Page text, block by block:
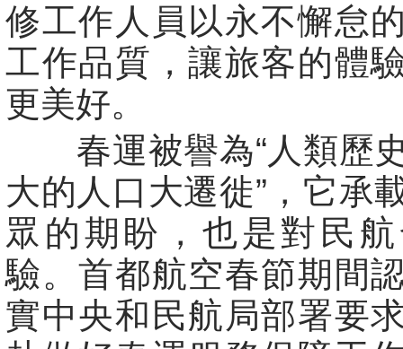
修工作人員以永不懈怠
工作品質，讓旅客的體
更美好。
春運被譽為“人類歷
大的人口大遷徙”，它承
眾的期盼，也是對民
驗。首都航空春節期間
實中央和民航局部署要